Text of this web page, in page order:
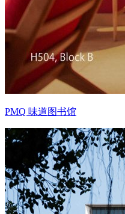
PMQ 味道图书馆